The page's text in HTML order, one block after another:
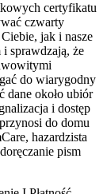
certyfikatu
czwarty
jak i nasze
i sprawdzają, że
do wiarygodny
dane około ubiór
i dostęp
do domu
hazardzista
pism